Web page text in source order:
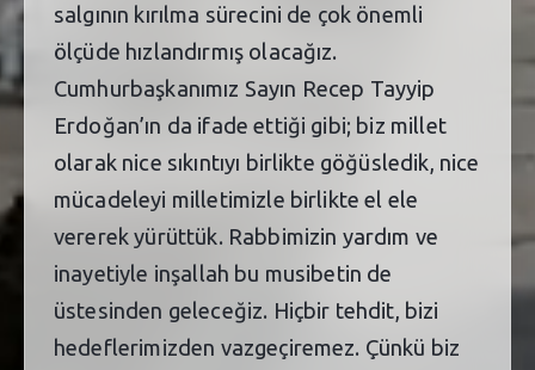
salgının kırılma sürecini de çok önemli
ölçüde hızlandırmış olacağız.
Cumhurbaşkanımız Sayın Recep Tayyip
Erdoğan’ın da ifade ettiği gibi; biz millet
olarak nice sıkıntıyı birlikte göğüsledik, nice
mücadeleyi milletimizle birlikte el ele
vererek yürüttük. Rabbimizin yardım ve
inayetiyle inşallah bu musibetin de
üstesinden geleceğiz. Hiçbir tehdit, bizi
hedeflerimizden vazgeçiremez. Çünkü biz